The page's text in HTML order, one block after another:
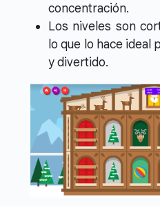
concentración.
Los niveles son
lo que lo hace ideal
y divertido.